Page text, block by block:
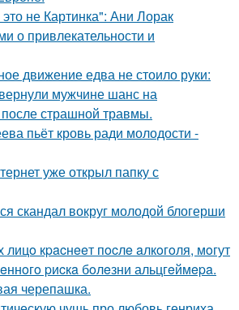
не Картинка": Ани Лорак
о привлекательности и
движение едва не стоило руки:
мужчине шанс на
страшной травмы.
пьёт кровь ради молодости -
уже открыл папку с
скандал вокруг молодой блогерши
кpacнeeт пocлe aлкoгoля, мoгут
pиcкa бoлeзни альцгeймepa.
черепашка.